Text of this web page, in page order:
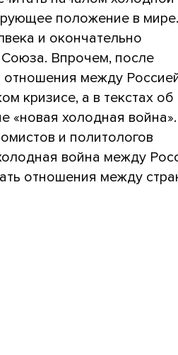
положение в
и окончательно
Впрочем, после
между
кризисе, а в текстах об
«новая холодная война».
и политологов
война между
отношения между